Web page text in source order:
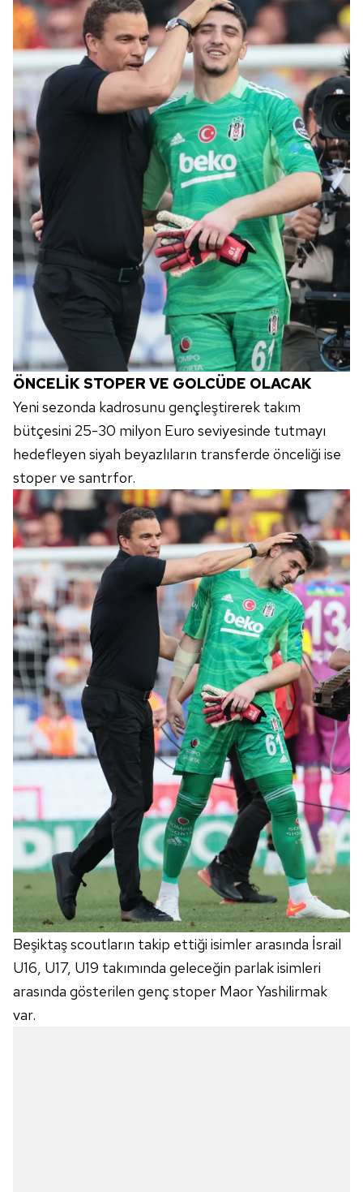
ÖNCELİK STOPER VE GOLCÜDE OLACAK
Yeni sezonda kadrosunu gençleştirerek takım
bütçesini 25-30 milyon Euro seviyesinde tutmayı
hedefleyen siyah beyazlıların transferde önceliği ise
stoper ve santrfor.
Beşiktaş scoutların takip ettiği isimler arasında İsrail
U16, U17, U19 takımında geleceğin parlak isimleri
arasında gösterilen genç stoper Maor Yashilirmak
var.